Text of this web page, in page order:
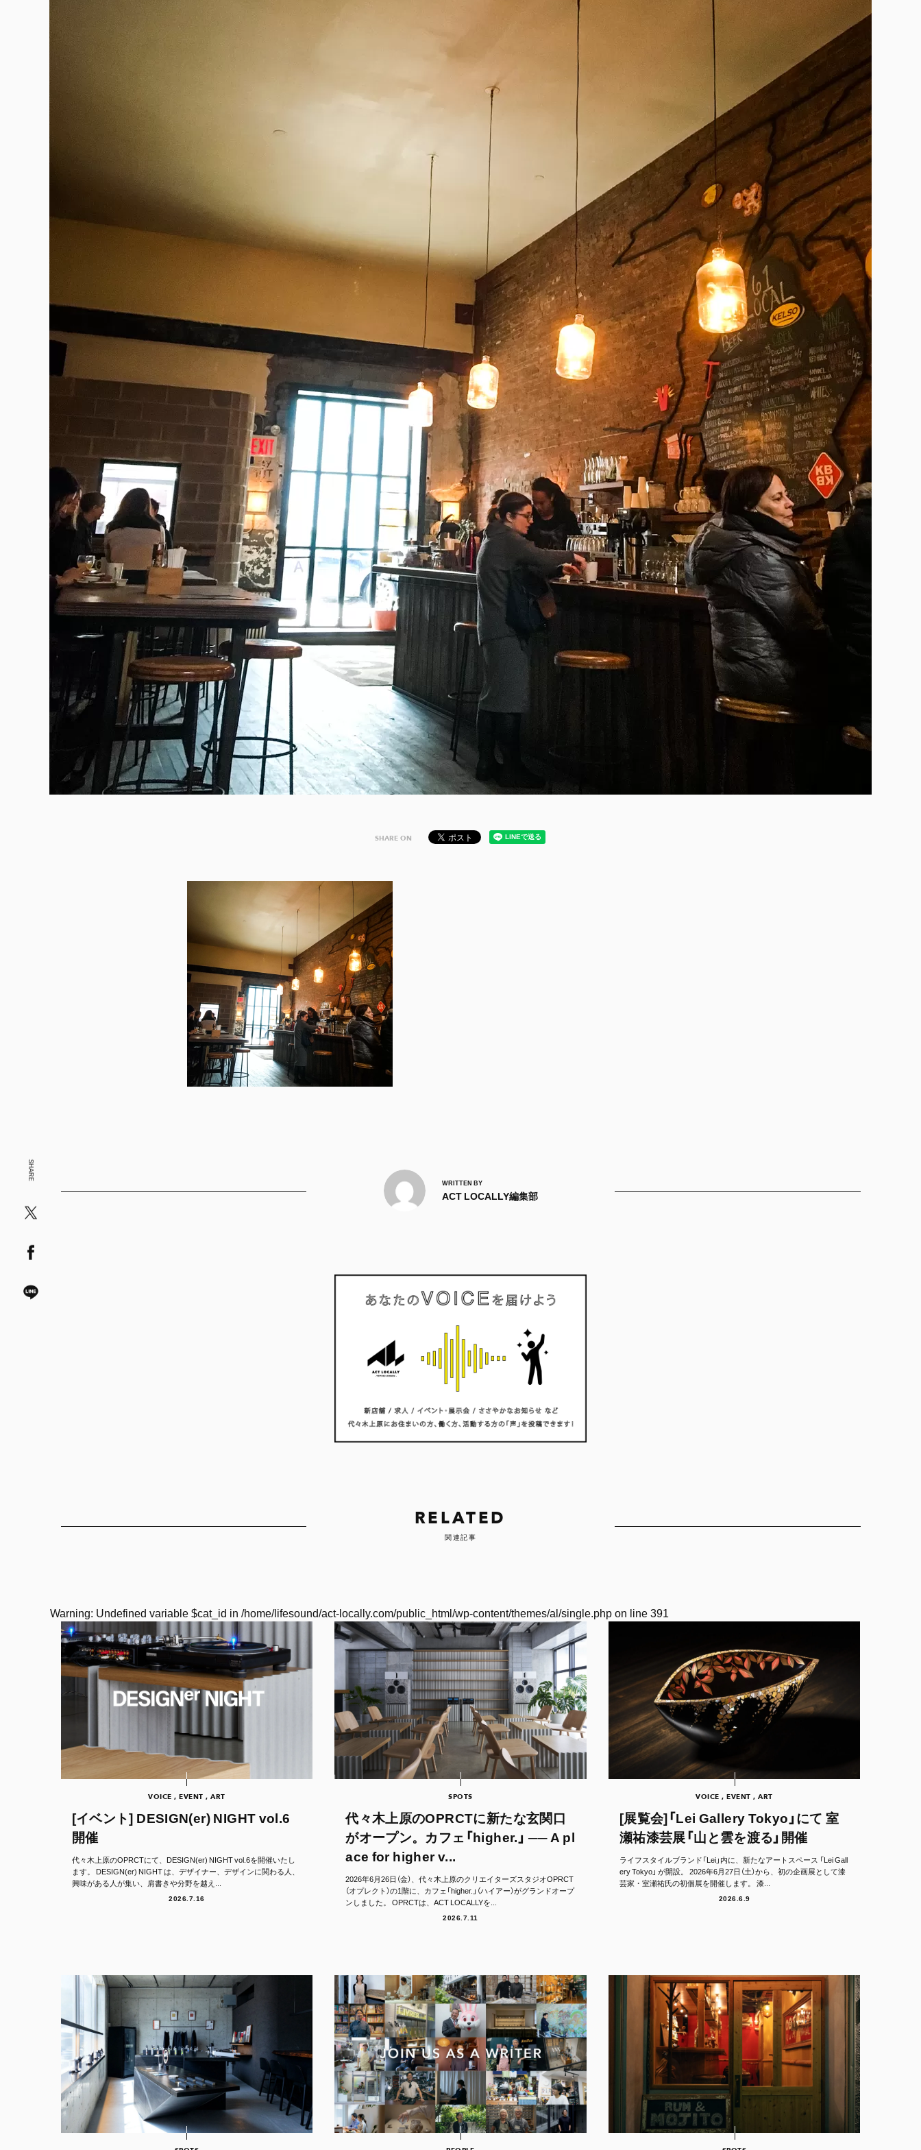
SHARE
SHARE ON
WRITTEN BY
ACT LOCALLY編集部
RELATED
関連記事
Warning: Undefined variable $cat_id in /home/lifesound/act-locally.com/public_html/wp-content/themes/al/single.phpon line391
VOICE , EVENT , ART
[イベント] DESIGN(er) NIGHT vol.6
開催
代々木上原のOPRCTにて、DESIGN(er) NIGHT vol.6を開催いたし
ます。 DESIGN(er) NIGHT は、デザイナー、デザインに関わる人、
興味がある人が集い、肩書きや分野を越え...
2026.7.16
SPOTS
代々木上原のOPRCTに新たな玄関口
がオープン。カフェ「higher.」 ── A pl
ace for higher v...
2026年6月26日（金）、代々木上原のクリエイターズスタジオOPRCT
（オプレクト）の1階に、カフェ「higher.」（ハイアー）がグランドオープ
ンしました。 OPRCTは、ACT LOCALLYを...
2026.7.11
VOICE , EVENT , ART
[展覧会]「Lei Gallery Tokyo」にて 室
瀬祐漆芸展「山と雲を渡る」開催
ライフスタイルブランド「Lei」内に、新たなアートスペース 「Lei Gall
ery Tokyo」 が開設。 2026年6月27日（土）から、初の企画展として漆
芸家・室瀬祐氏の初個展を開催します。 漆...
2026.6.9